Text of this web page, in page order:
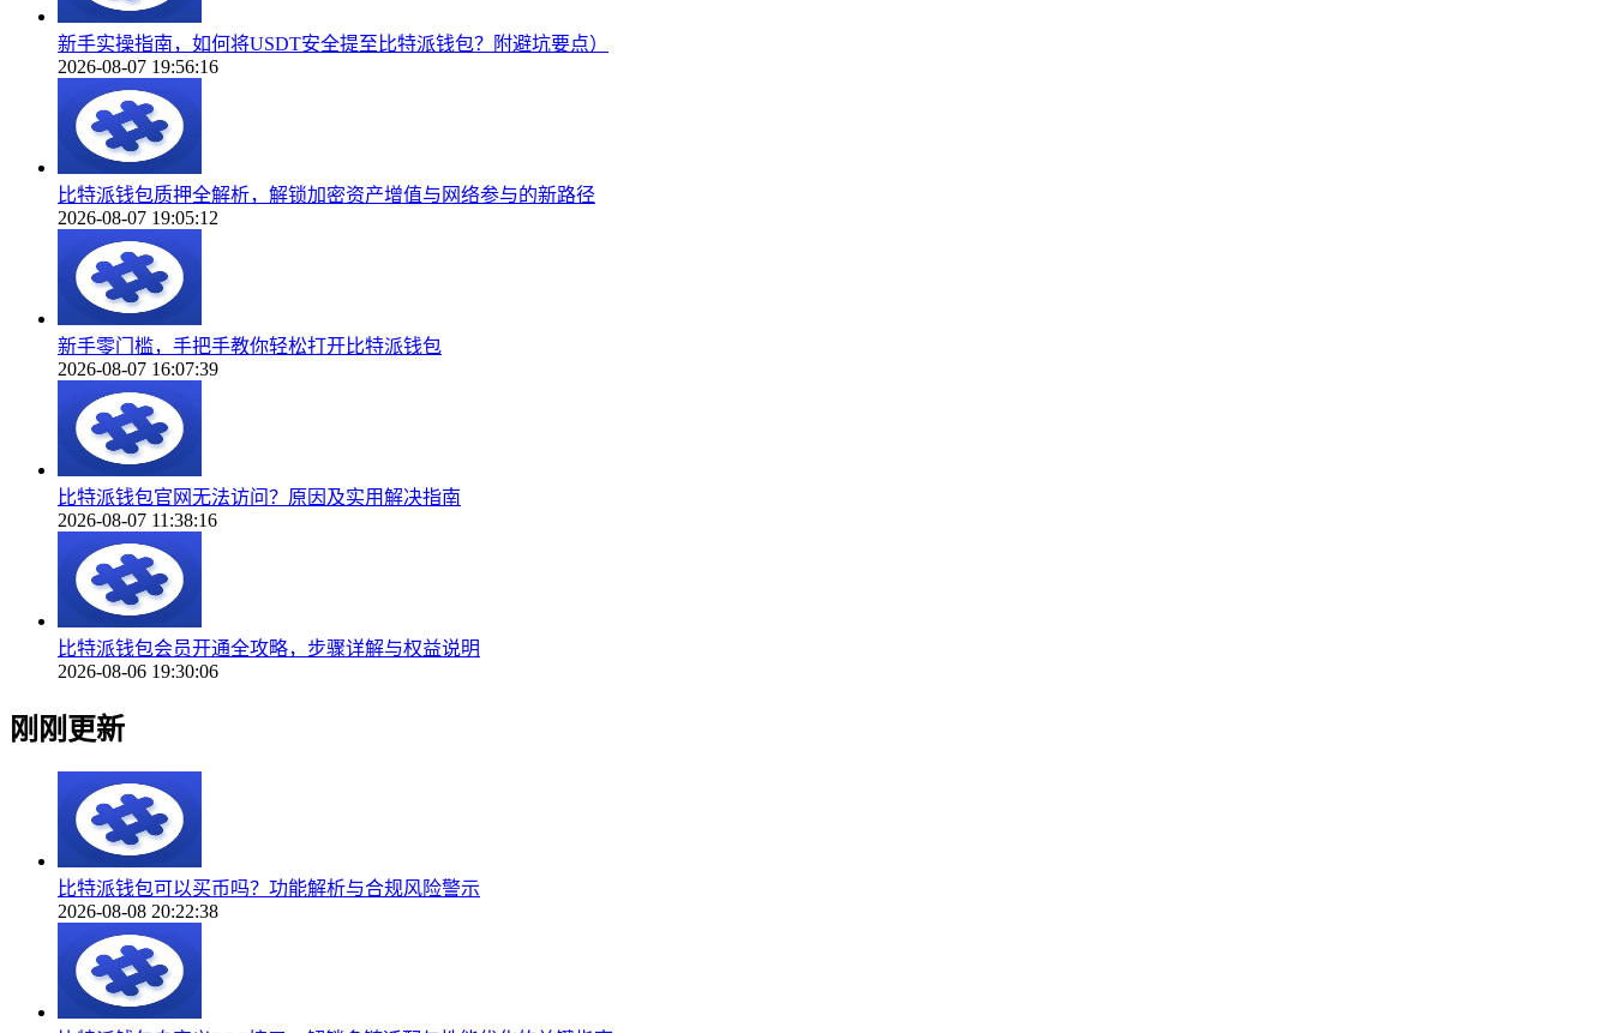
新手实操指南，如何将USDT安全提至比特派钱包？附避坑要点）
2026-08-07 19:56:16
比特派钱包质押全解析，解锁加密资产增值与网络参与的新路径
2026-08-07 19:05:12
新手零门槛，手把手教你轻松打开比特派钱包
2026-08-07 16:07:39
比特派钱包官网无法访问？原因及实用解决指南
2026-08-07 11:38:16
比特派钱包会员开通全攻略，步骤详解与权益说明
2026-08-06 19:30:06
刚刚更新
比特派钱包可以买币吗？功能解析与合规风险警示
2026-08-08 20:22:38